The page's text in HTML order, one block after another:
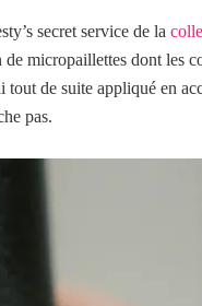
secret service de la
micropaillettes dont les
de suite appliqué en
pas.